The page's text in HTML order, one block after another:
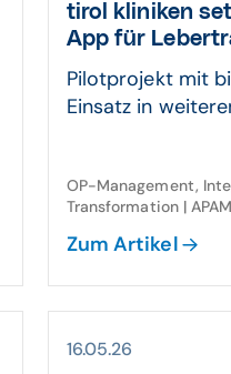
tirol kliniken
App für
Pilotprojekt mit
Einsatz in
OP-Management,
Transformation |
Zum Artikel
16.05.26